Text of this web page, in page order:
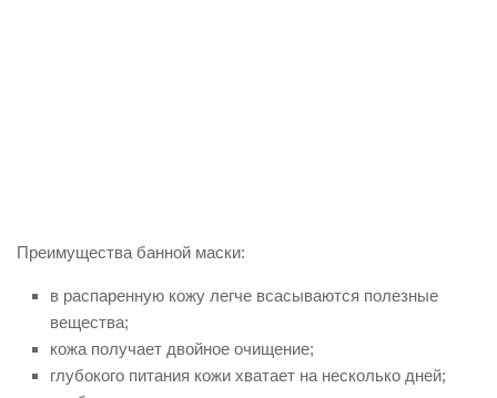
Преимущества банной маски:
в распаренную кожу легче всасываются полезные
вещества;
кожа получает двойное очищение;
глубокого питания кожи хватает на несколько дней;